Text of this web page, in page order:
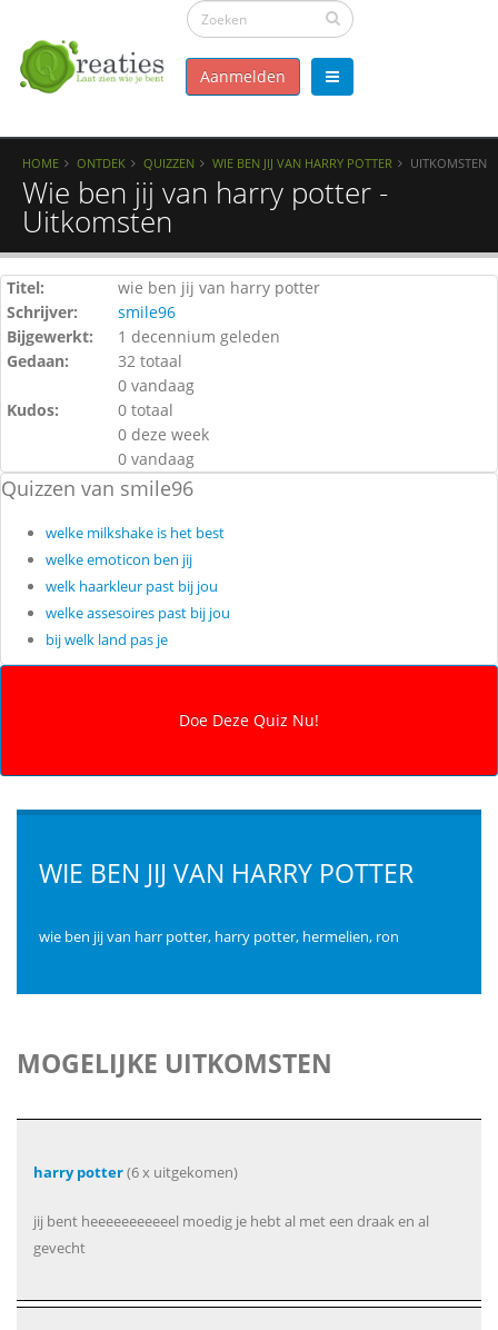
Aanmelden
HOME ONTDEK QUIZZEN WIE BEN JIJ VAN HARRY POTTER UITKOMSTEN
Wie ben jij van harry potter -
Uitkomsten
Titel:
wie ben jij van harry potter
Schrijver:
smile96
Bijgewerkt:
1 decennium geleden
Gedaan:
32 totaal
0 vandaag
Kudos:
0 totaal
0 deze week
0 vandaag
Quizzen van smile96
welke milkshake is het best
welke emoticon ben jij
welk haarkleur past bij jou
welke assesoires past bij jou
bij welk land pas je
WIE BEN JIJ VAN HARRY POTTER
wie ben jij van harr potter, harry potter, hermelien, ron
MOGELIJKE UITKOMSTEN
harry potter(6 x uitgekomen)
jij bent heeeeeeeeeeel moedig je hebt al met een draak en al
gevecht